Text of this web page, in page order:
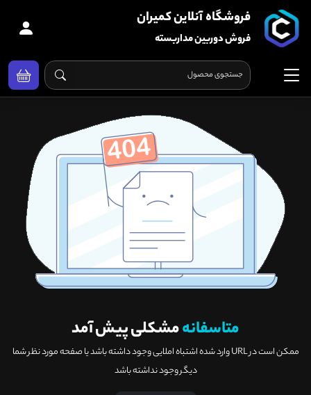
فروشگاه آنلاین کمیران
فروش دوربین مداربسته
متاسفانهمشکلی پیش آمد
ممکن است در URL وارد شده اشتباه املایی وجود داشته باشد یا صفحه مورد نظر شما
دیگر وجود نداشته باشد